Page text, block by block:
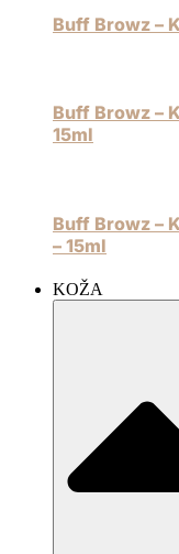
Buff Browz –
Buff Browz –
15ml
Buff Browz –
– 15ml
KOŽA